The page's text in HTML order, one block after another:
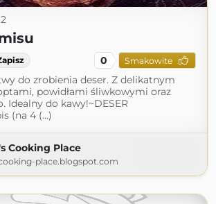
0 Smakowite
do zrobienia deser. Z delikatnym
powidłami śliwkowymi oraz
Idealny do kawy!~DESER
(na 4 (...)
Cooking Place
place.blogspot.com